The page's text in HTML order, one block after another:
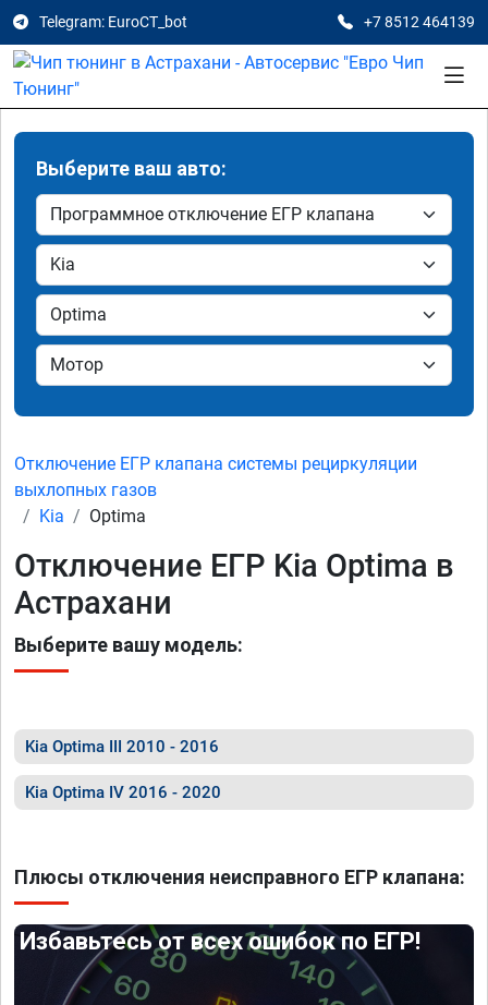
Telegram: EuroCT_bot +7 8512 464139
Выберите ваш авто:
Отключение ЕГР клапана системы рециркуляции
выхлопных газов
Kia
Optima
Отключение ЕГР Kia Optima в
Астрахани
Выберите вашу модель:
Kia Optima III 2010 - 2016
Kia Optima IV 2016 - 2020
Плюсы отключения неисправного ЕГР клапана:
Избавьтесь от всех ошибок по ЕГР!